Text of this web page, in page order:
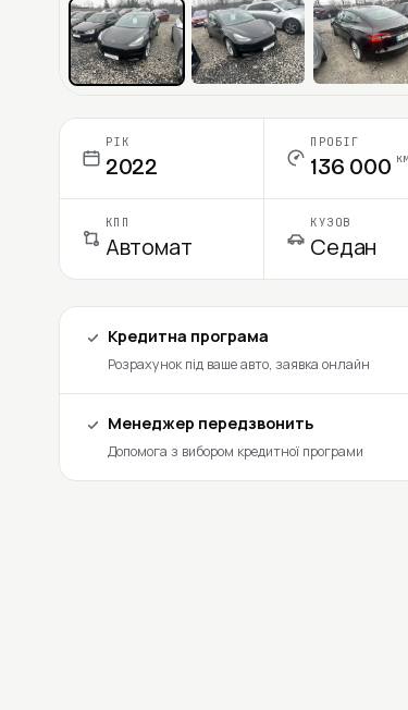
РІК
2022
ПРОБІГ
136 000 км
КПП
Автомат
КУЗОВ
Седан
Кредитна програма
Розрахунок під ваше авто, заявка онлайн
Менеджер передзвонить
Допомога з вибором кредитної програми